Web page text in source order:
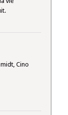
Cino